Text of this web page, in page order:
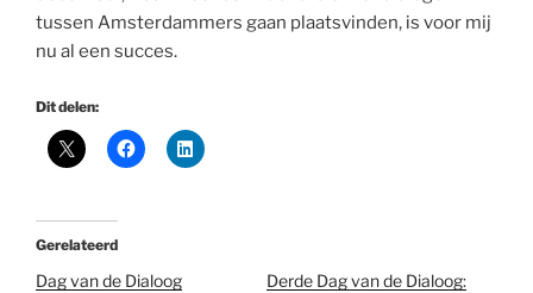
tussen Amsterdammers gaan plaatsvinden, is voor mij
nu al een succes.
Dit delen:
Gerelateerd
Dag van de Dialoog
Derde Dag van de Dialoog: